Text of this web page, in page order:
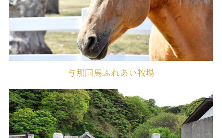
与那国馬ふれあい牧場